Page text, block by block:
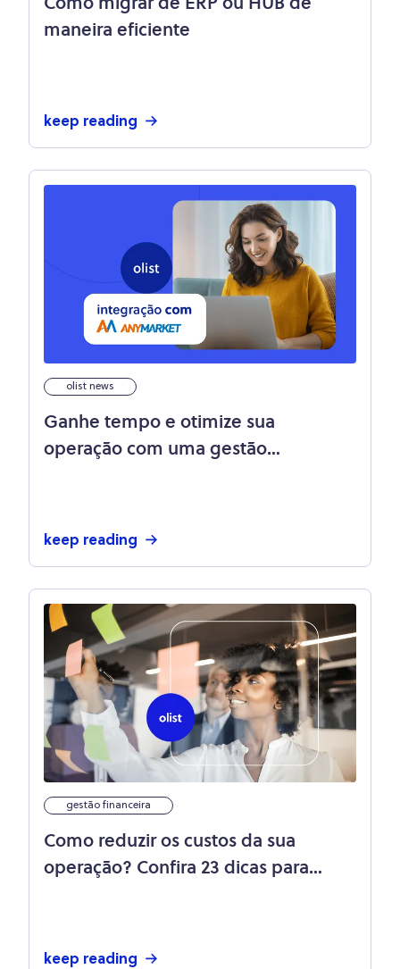
Como migrar de ERP ou HUB de
maneira eficiente
keep reading
olist news
Ganhe tempo e otimize sua
operação com uma gestão
keep reading
gestão financeira
Como reduzir os custos da sua
operação? Confira 23 dicas para
keep reading